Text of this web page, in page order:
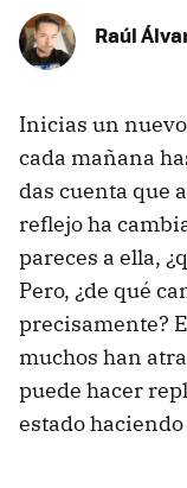
Raúl
Inicias un
cada mañana
das cuenta que
reflejo ha
pareces a ella,
Pero, ¿de qué
precisamente?
muchos han
puede hacer
estado